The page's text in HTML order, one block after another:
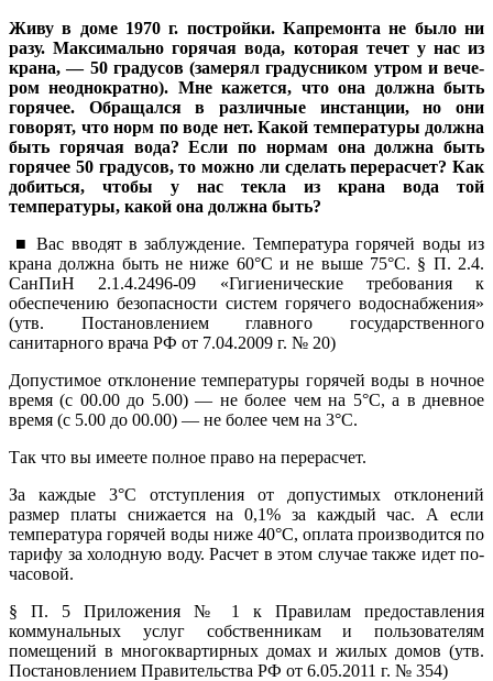
Живу в доме 1970 г. постройки. Капремонта не было ни
разу. Максимально горячая вода, которая течет у нас из
крана, — 50 градусов (замерял градусником утром и вече­
ром неоднократно). Мне кажется, что она должна быть
горя­чее. Обращался в различные инстанции, но они
говорят, что норм по воде нет. Какой температуры должна
быть горячая вода? Если по нормам она должна быть
горячее 50 граду­сов, то можно ли сделать перерасчет? Как
добиться, чтобы у нас текла из крана вода той
температуры, какой она должна быть?
■ Вас вводят в заблуждение. Температура горячей воды из
крана должна быть не ниже 60°С и не выше 75°С. § П. 2.4.
СанПиН 2.1.4.2496-09 «Гигиенические требо­вания к
обеспечению безопасности систем горячего водо­снабжения»
(утв. Постановлением главного государствен­ного
санитарного врача РФ от 7.04.2009 г. № 20)
Допустимое отклонение температуры горячей воды в ночное
время (с 00.00 до 5.00) — не более чем на 5°С, а в дневное
время (с 5.00 до 00.00) — не более чем на 3°С.
Так что вы имеете полное право на перерасчет.
За каждые 3°С отступления от допустимых отклонений
размер платы снижается на 0,1% за каждый час. А если
температура горячей воды ниже 40°С, оплата производится по
тарифу за холодную воду. Расчет в этом случае также идет по­
часовой.
§ П. 5 Приложения № 1 к Правилам предоставления
коммунальных услуг собственникам и пользователям
помещений в многоквартирных домах и жилых домов (утв.
Постановлением Правительства РФ от 6.05.2011 г. № 354)